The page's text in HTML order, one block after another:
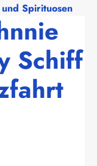
Spirituosen
Schiff